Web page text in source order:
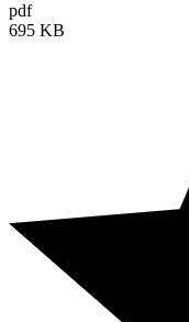
pdf
695 KB